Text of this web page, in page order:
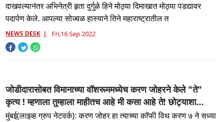
दाखवल्यानंतर अभिनेत्री हृता दुर्गुळे हिने मोठ्या दिमाखात मोठ्या पडद्यावर
पदार्पण केले. आपल्या सोज्वळ हास्याने तिने महाराष्ट्रातील त
NEWS DESK Fri,16 Sep 2022
जोडीदारासोबत विमानाच्या वॉशरूममध्येच करण जोहरने केले "ते"
कृत्य ! म्हणाला तुम्हाला माहीतच आहे मी कसा आहे ते! छोट्याशा
जागेत..
मुंबई(लाइव्ह ग्रुप नेटवर्क): करण जोहर हा त्याच्या कॉफी विथ करण ७ ने सध्या